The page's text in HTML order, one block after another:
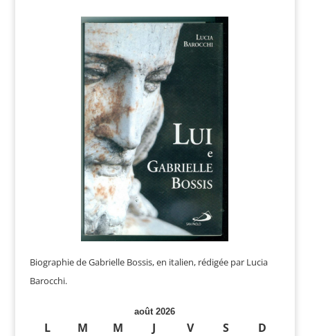
Biographie de Gabrielle Bossis, en italien, rédigée par Lucia
Barocchi.
août 2026
L M M J V S
D